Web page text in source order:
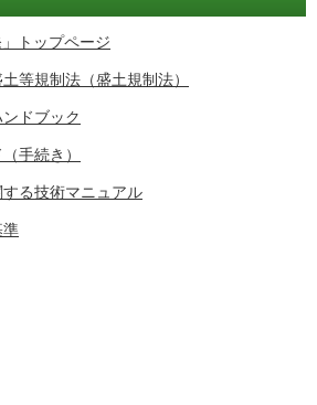
トップページ
等規制法（盛土規制法）
ドブック
手続き）
る技術マニュアル
準